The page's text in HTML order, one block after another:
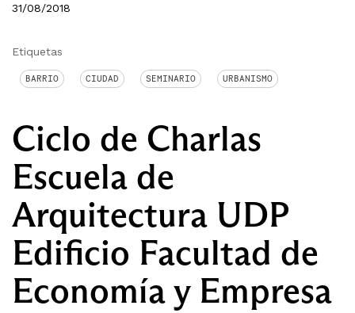
31/08/2018
Etiquetas
BARRIO CIUDAD SEMINARIO URBANISMO
Ciclo de Charlas
Escuela de
Arquitectura UDP
Edificio Facultad de
Economía y Empresa